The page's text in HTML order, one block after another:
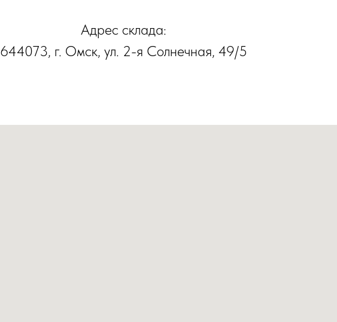
Адрес склада:
644073, г. Омск, ул. 2-я Солнечная, 49/5